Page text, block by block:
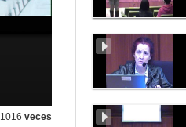
1016 veces